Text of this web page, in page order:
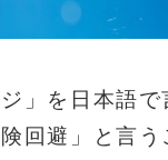
ジ」を日本語
回避」と言う